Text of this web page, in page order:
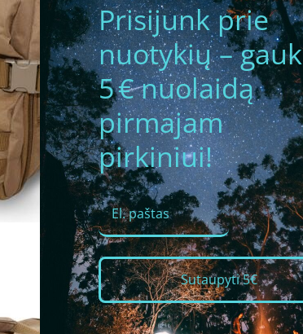
Prisijunk prie
nuotykių – gauk
5 € nuolaidą
pirmajam
pirkiniui!
Sutaupyti 5€